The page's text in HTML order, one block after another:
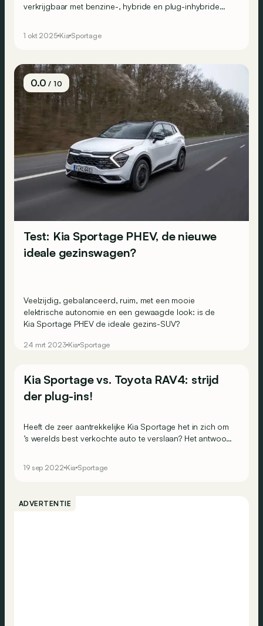
verkrijgbaar met benzine-, hybride en plug-inhybride
1 okt 2025 Kia Sportage
0.0/ 10
Test: Kia Sportage PHEV, de nieuwe
ideale gezinswagen?
Veelzijdig, gebalanceerd, ruim, met een mooie
elektrische autonomie en een gewaagde look: is de
Kia Sportage PHEVde ideale gezins-SUV?
24 mrt 2023 Kia Sportage
Kia Sportage vs. Toyota RAV4: strijd
der plug-ins!
Heeft de zeer aantrekkelijke Kia Sportage het in zich om
’s werelds best verkochte auto te verslaan? Het antwoord
19 sep 2022 Kia Sportage
ADVERTENTIE